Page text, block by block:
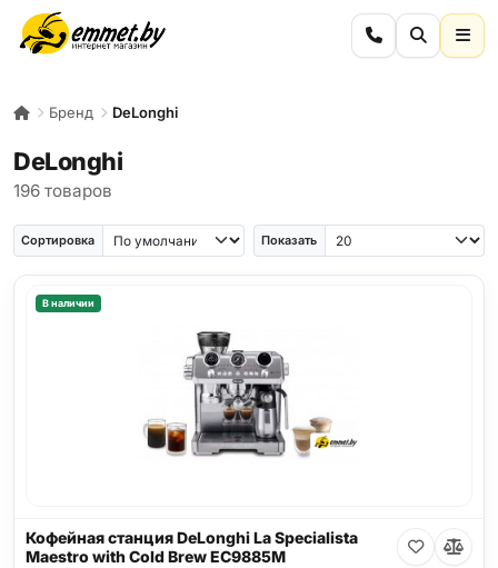
Бренд DeLonghi
DeLonghi
196 товаров
Сортировка Показать
В наличии
Кофейная станция DeLonghi La Specialista
Maestro with Cold Brew EC9885M